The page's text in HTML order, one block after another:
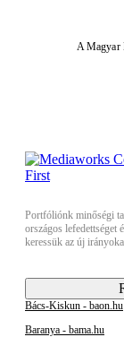
A Magyar
Portfóliónk minőségi
országos lefedettséget
keressük az új
Bács-Kiskun - baon.hu
Baranya - bama.hu